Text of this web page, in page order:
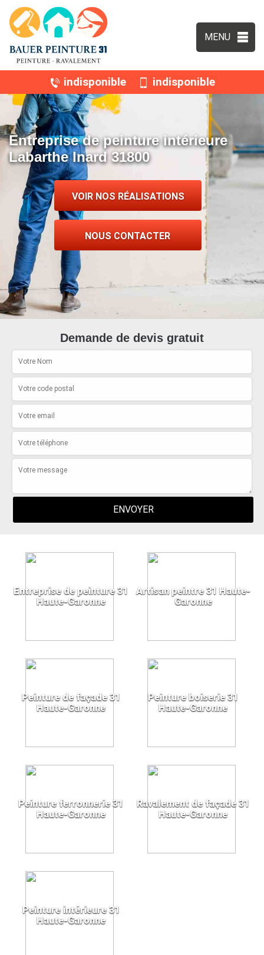
MENU
indisponible indisponible
Entreprise de peinture intérieure
Labarthe Inard 31800
VOIR NOS RÉALISATIONS
NOUS CONTACTER
Demande de devis gratuit
Entreprise de peinture 31
Haute-Garonne
Artisan peintre 31 Haute-
Garonne
Peinture de façade 31
Haute-Garonne
Peinture boiserie 31
Haute-Garonne
Peinture ferronnerie 31
Haute-Garonne
Ravalement de façade 31
Haute-Garonne
Peinture intérieure 31
Haute-Garonne